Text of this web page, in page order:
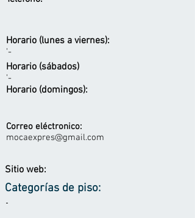
Horario (lunes a viernes):
'-
Horario (sábados)
'-
Horario (domingos):
Correo eléctronico:
mocaexpres@gmail.com
Sitio web:
Categorías de piso:
-